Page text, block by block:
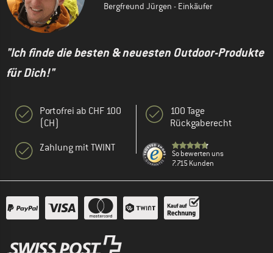
Bergfreund Jürgen - Einkäufer
"Ich finde die besten & neuesten Outdoor-Produkte
für Dich!"
Portofrei ab CHF 100
(CH)
Zahlung mit TWINT
100 Tage
Rückgaberecht
So bewerten uns
7.715 Kunden